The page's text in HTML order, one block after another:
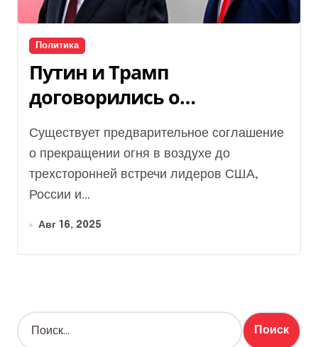
Политика
Путин и Трамп
договорились о
перемирии в воздухе, —
журналист
Существует предварительное соглашение
о прекращении огня в воздухе до
трехсторонней встречи лидеров США,
России и...
Авг 16, 2025
Н
а